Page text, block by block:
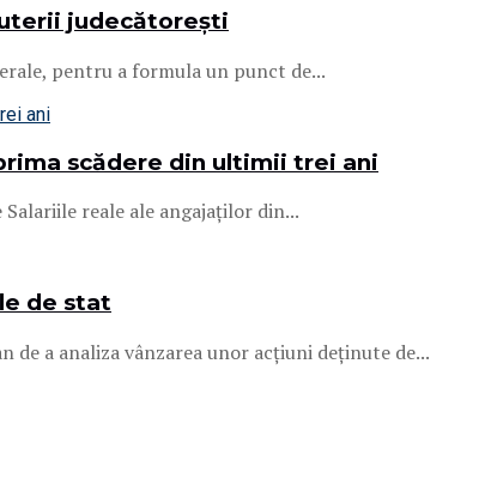
judecătorești
pentru a formula un punct de...
scădere din ultimii trei ani
reale ale angajaților din...
de stat
a analiza vânzarea unor acțiuni deținute de...